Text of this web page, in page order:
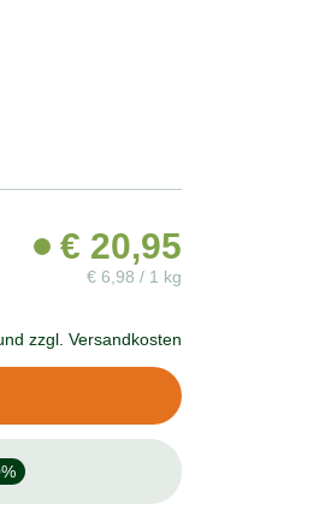
€ 20,95
€ 6,98 / 1 kg
zzgl. Versandkosten